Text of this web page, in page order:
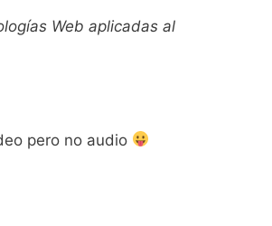
Web aplicadas al
pero no audio